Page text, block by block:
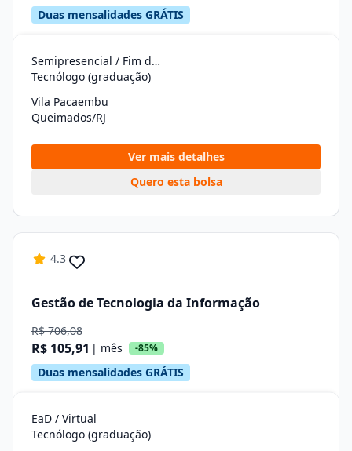
Duas mensalidades GRÁTIS
Semipresencial / Fim de Semana
Tecnólogo (graduação)
Vila Pacaembu
Queimados/RJ
Ver mais detalhes
Quero esta bolsa
4.3
Gestão de Tecnologia da Informação
R$ 706,08
R$ 105,91 | mês -85%
Duas mensalidades GRÁTIS
EaD / Virtual
Tecnólogo (graduação)